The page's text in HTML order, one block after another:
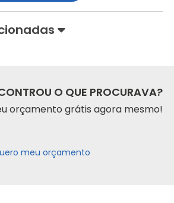
O QUE PROCURAVA?
orçamento grátis agora mesmo!
meu orçamento